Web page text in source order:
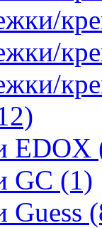
EDOX
GC (1)
Guess